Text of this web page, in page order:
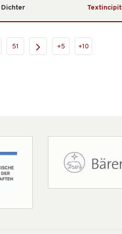
Dichter Textincipit
51 +5 +10